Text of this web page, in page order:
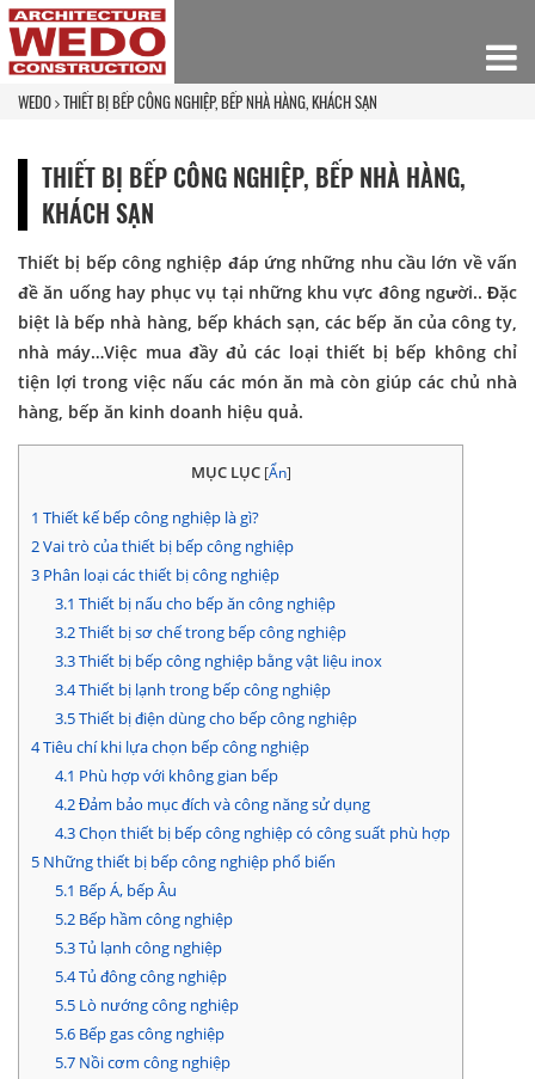
WEDO THIẾT BỊ BẾP CÔNG NGHIỆP, BẾP NHÀ HÀNG, KHÁCH SẠN
THIẾT BỊ BẾP CÔNG NGHIỆP, BẾP NHÀ HÀNG,
KHÁCH SẠN
Thiết bị bếp công nghiệp đáp ứng những nhu cầu lớn về vấn
đề ăn uống hay phục vụ tại những khu vực đông người.. Đặc
biệt là bếp nhà hàng, bếp khách sạn, các bếp ăn của công ty,
nhà máy…Việc mua đầy đủ các loại thiết bị bếp không chỉ
tiện lợi trong việc nấu các món ăn mà còn giúp các chủ nhà
hàng, bếp ăn kinh doanh hiệu quả.
MỤC LỤC [Ẩn]
1 Thiết kế bếp công nghiệp là gì?
2Vai trò của thiết bị bếp công nghiệp
3 Phân loại các thiết bị công nghiệp
3.1 Thiết bị nấu cho bếp ăn công nghiệp
3.2Thiết bị sơ chế trong bếp công nghiệp
3.3Thiết bị bếp công nghiệp bằng vật liệu inox
3.4Thiết bị lạnh trong bếp công nghiệp
3.5Thiết bị điện dùng cho bếp công nghiệp
4Tiêu chí khi lựa chọn bếp công nghiệp
4.1 Phù hợp với không gian bếp
4.2Đảm bảo mục đích và công năng sử dụng
4.3Chọn thiết bị bếp công nghiệp có công suất phù hợp
5 Những thiết bị bếp công nghiệp phổ biến
5.1 Bếp Á, bếp Âu
5.2Bếp hầm công nghiệp
5.3Tủ lạnh công nghiệp
5.4Tủ đông công nghiệp
5.5Lò nướng công nghiệp
5.6Bếp gas công nghiệp
5.7Nồi cơm công nghiệp